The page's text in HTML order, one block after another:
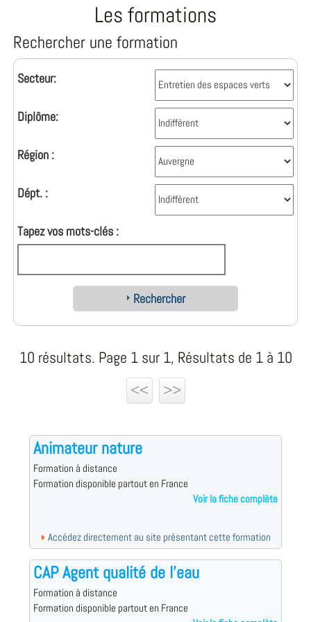
Les formations
Rechercher une formation
Secteur:
Diplôme:
Région :
Dépt. :
Tapez vos mots-clés :
Rechercher
10 résultats. Page 1 sur 1, Résultats de 1 à 10
<<
>>
Animateur nature
Formation à distance
Formation disponible partout en France
Voir la fiche complète
Accédez directement au site présentant cette formation
CAP Agent qualité de l'eau
Formation à distance
Formation disponible partout en France